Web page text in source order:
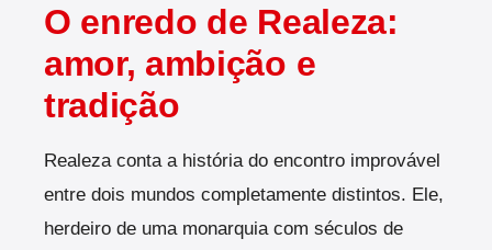
O enredo de Realeza:
amor, ambição e
tradição
Realeza conta a história do encontro improvável
entre dois mundos completamente distintos. Ele,
herdeiro de uma monarquia com séculos de